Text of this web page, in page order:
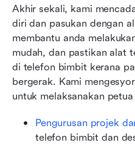
Akhir sekali, kami
diri dan pasukan dengan
membantu anda
mudah, dan pastikan alat
di telefon bimbit kerana
bergerak. Kami
untuk melaksanakan
Pengurusan projek
telefon bimbit dan